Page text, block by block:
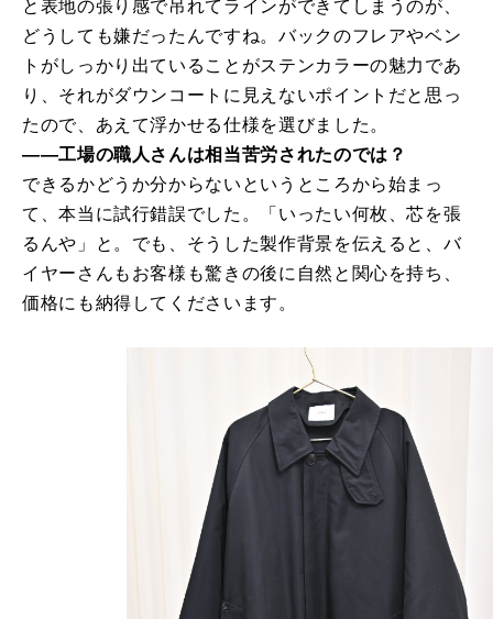
と表地の張り感で吊れてラインができてしまうのが、
どうしても嫌だったんですね。バックのフレアやベン
トがしっかり出ていることがステンカラーの魅力であ
り、それがダウンコートに見えないポイントだと思っ
たので、あえて浮かせる仕様を選びました。
――工場の職人さんは相当苦労されたのでは？
できるかどうか分からないというところから始まっ
て、本当に試行錯誤でした。「いったい何枚、芯を張
るんや」と。でも、そうした製作背景を伝えると、バ
イヤーさんもお客様も驚きの後に自然と関心を持ち、
価格にも納得してくださいます。